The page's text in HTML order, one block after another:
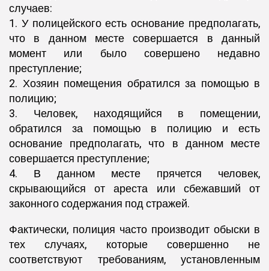
случаев:
1. У полицейского есть основание предполагать,
что в данном месте совершается в данный
момент или было совершено недавно
преступление;
2. Хозяин помещения обратился за помощью в
полицию;
3. Человек, находящийся в помещении,
обратился за помощью в полицию и есть
основание предполагать, что в данном месте
совершается преступление;
4. В данном месте прячется человек,
скрывающийся от ареста или сбежавший от
законного содержания под стражей.
Фактически, полиция часто производит обыски в
тех случаях, которые совершенно не
соответствуют требованиям, установленным